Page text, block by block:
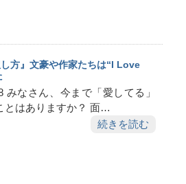
方』文豪や作家たちは“I Love
みなさん、今まで「愛してる」
とはありますか？ 面…
続きを読む